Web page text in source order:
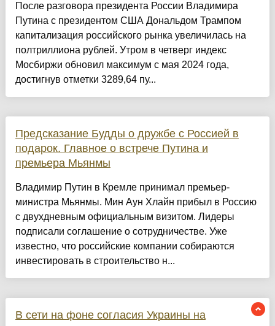
После разговора президента России Владимира
Путина с президентом США Дональдом Трампом
капитализация российского рынка увеличилась на
полтриллиона рублей. Утром в четверг индекс
Мосбиржи обновил максимум с мая 2024 года,
достигнув отметки 3289,64 пу...
Предсказание Будды о дружбе с Россией в
подарок. Главное о встрече Путина и
премьера Мьянмы
Владимир Путин в Кремле принимал премьер-
министра Мьянмы. Мин Аун Хлайн прибыл в Россию
с двухдневным официальным визитом. Лидеры
подписали соглашение о сотрудничестве. Уже
известно, что российские компании собираются
инвестировать в строительство н...
В сети на фоне согласия Украины на